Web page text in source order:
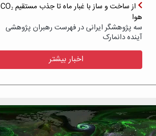
از ساخت و ساز با غبار ماه تا جذب مستقیم CO₂
هوا
سه پژوهشگر ایرانی در فهرست رهبران پژوهشی
آینده دانمارک
اخبار بیشتر